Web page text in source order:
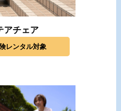
アチェア
レンタル対象